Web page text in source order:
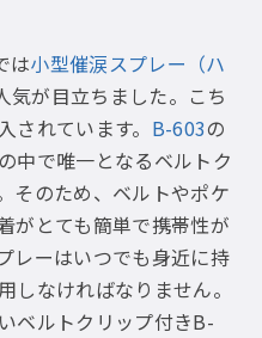
は小型催涙スプレー（ハ
気が目立ちました。こち
されています。 B-603の
中で唯一となるベルトク
そのため、ベルトやポケ
がとても簡単で携帯性が
レーはいつでも身近に持
しなければなりません。
ベルトクリップ付きB-